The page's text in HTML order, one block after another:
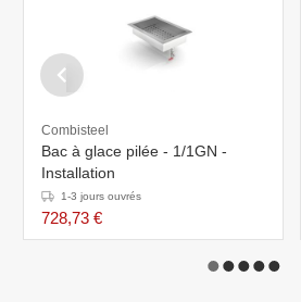
Combisteel
Bac à glace pilée - 1/1GN -
Installation
1-3 jours ouvrés
728,73 €